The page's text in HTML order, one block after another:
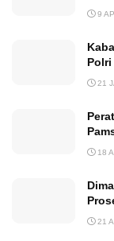
9
Polri
21
18
21